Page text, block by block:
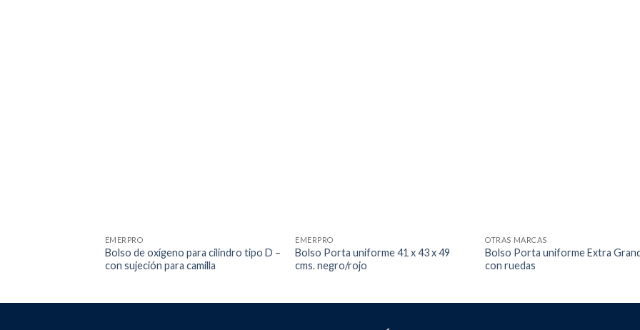
EMERPRO
Bolso de oxígeno para cilindro tipo D –
con sujeción para camilla
EMERPRO
Bolso Porta uniforme 41 x 43 x 49
cms. negro/rojo
OTRAS MARCAS
Bolso Porta uniforme Extra
con ruedas